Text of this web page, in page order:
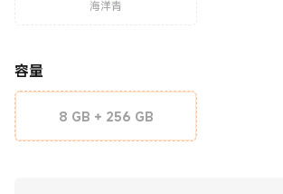
海洋青
容量
8 GB + 256 GB